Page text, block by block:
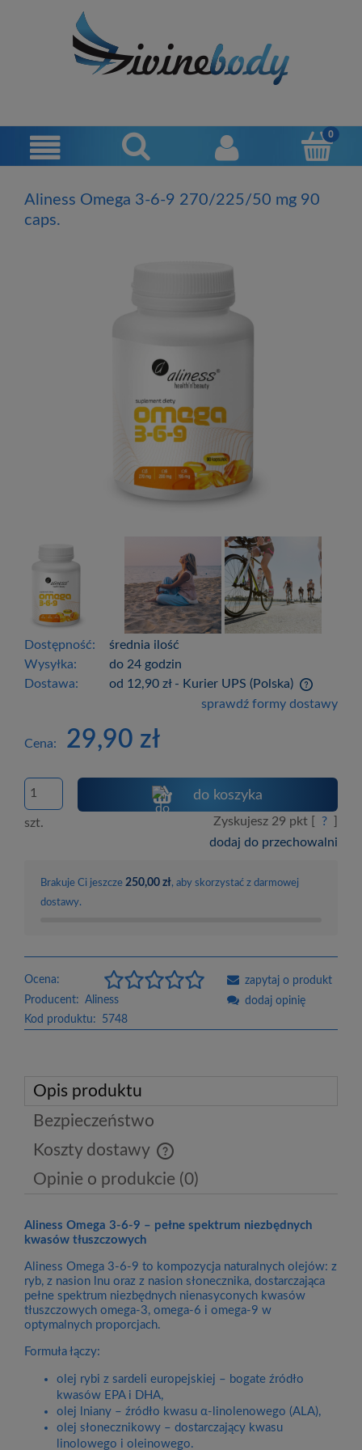
Aliness Omega 3-6-9 270/225/50 mg 90
caps.
Dostępność:
średnia ilość
Wysyłka:
do 24 godzin
Dostawa:
od 12,90 zł - Kurier UPS (Polska)
Cena nie zawiera ewentualnych kosztówsprawdź formy dostawy
Cena: 29,90 zł
szt.
do koszyka
Zyskujesz 29 pkt [ ?
dodaj do przechowalni
Brakuje Ci jeszcze 250,00 zł, aby skorzystać z darmowej
dostawy.
Ocena:
Producent: Aliness
Kod produktu:
5748
zapytaj o produkt
dodaj opinię
Opis produktu
Bezpieczeństwo
Koszty dostawy
Cena nie zawiera ewentualnych kosztów płatności
Opinie o produkcie (0)
Aliness Omega 3-6-9 – pełne spektrum niezbędnych
kwasów tłuszczowych
Aliness Omega 3-6-9 to kompozycja naturalnych olejów: z
ryb, z nasion lnu oraz z nasion słonecznika, dostarczająca
pełne spektrum niezbędnych nienasyconych kwasów
tłuszczowych omega-3, omega-6 i omega-9 w
optymalnych proporcjach.
Formuła łączy:
olej rybi z sardeli europejskiej – bogate źródło
kwasów EPA i DHA,
olej lniany – źródło kwasu α-linolenowego (ALA),
olej słonecznikowy – dostarczający kwasu
linolowego i oleinowego.